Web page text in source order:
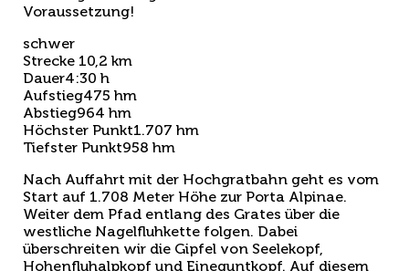
Voraussetzung!
schwer
Strecke 10,2 km
Dauer4:30 h
Aufstieg475 hm
Abstieg964 hm
Höchster Punkt1.707 hm
Tiefster Punkt958 hm
Nach Auffahrt mit der Hochgratbahn geht es vom
Start auf 1.708 Meter Höhe zur Porta Alpinae.
Weiter dem Pfad entlang des Grates über die
westliche Nagelfluhkette folgen. Dabei
überschreiten wir die Gipfel von Seelekopf,
Hohenfluhalpkopf und Eineguntkopf. Auf diesem